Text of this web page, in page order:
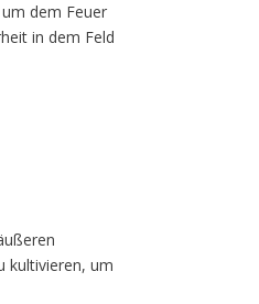
dem Feuer
in dem Feld
kultivieren, um